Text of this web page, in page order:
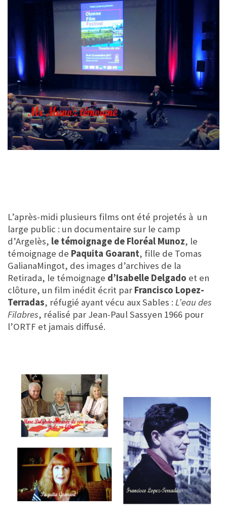
L’après-midi plusieurs films ont été projetés à un
large public : un documentaire sur le camp
d’Argelès, le témoignage de Floréal Munoz, le
témoignage de Paquita Goarant, fille de Tomas
GalianaMingot, des images d’archives de la
Retirada, le témoignage d’Isabelle Delgado et en
clôture, un film inédit écrit par Francisco Lopez-
Terradas, réfugié ayant vécu aux Sables : L’eau des
Filabres, réalisé par Jean-Paul Sassyen 1966 pour
l’ORTF et jamais diffusé.